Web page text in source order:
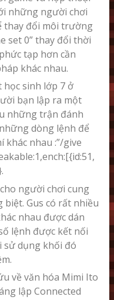
những người chơi
thay đổi môi trường
set 0” thay đổi thời
tạp hơn cần
khác nhau.
học sinh lớp 7 ở
bạn lập ra một
những trận đánh
dòng lệnh để
nhau :”/give
người chơi cung
Gus có rất nhiều
nhau được dán
lệnh được kết nối
sử dụng khối đó
về văn hóa Mimi Ito
lập Connected